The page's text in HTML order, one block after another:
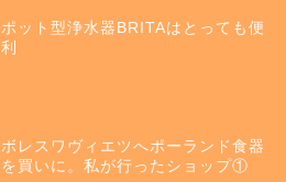
ポット型浄水器BRITAはとっても便
利
ボレスワヴィエツへポーランド食器
を買いに。私が行ったショップ①